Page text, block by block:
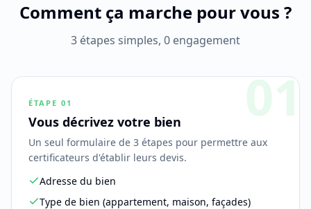
Comment ça marche pour vous ?
3 étapes simples, 0 engagement
01
ÉTAPE 01
Vous décrivez votre bien
Un seul formulaire de 3 étapes pour permettre aux
certificateurs d'établir leurs devis.
Adresse du bien
Type de bien (appartement, maison, façades)